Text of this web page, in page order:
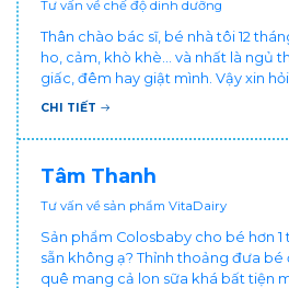
Tư vấn về chế độ dinh dưỡng
Thân chào bác sĩ, bé nhà tôi 12
ho, cảm, khò khè... và nhất là ngủ
giấc, đêm hay giật mình. Vậy xin
vậy nên làm sao để con khỏe
chăm cháu hay ốm ạ?. Cảm ơn bác
CHI TIẾT
Tâm Thanh
Tư vấn về sản phẩm VitaDairy
Sản phẩm Colosbaby cho bé hơn
sẵn không ạ? Thỉnh thoảng đưa bé
quê mang cả lon sữa khá bất tiện